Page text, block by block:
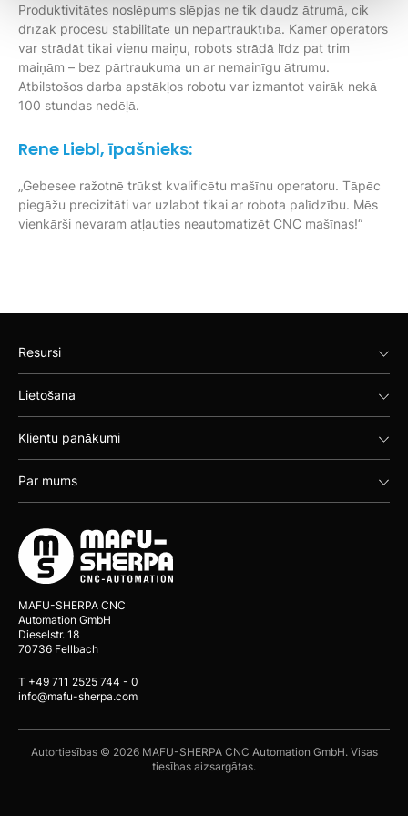
Produktivitātes noslēpums slēpjas ne tik daudz ātrumā, cik
drīzāk procesu stabilitātē un nepārtrauktībā. Kamēr operators
var strādāt tikai vienu maiņu, robots strādā līdz pat trim
maiņām – bez pārtraukuma un ar nemainīgu ātrumu.
Atbilstošos darba apstākļos robotu var izmantot vairāk nekā
100 stundas nedēļā.
Rene Liebl, īpašnieks:
„Gebesee ražotnē trūkst kvalificētu mašīnu operatoru. Tāpēc
piegāžu precizitāti var uzlabot tikai ar robota palīdzību. Mēs
vienkārši nevaram atļauties neautomatizēt CNC mašīnas!“
Resursi
Lietošana
Klientu panākumi
Par mums
MAFU-SHERPA CNC
Automation GmbH
Dieselstr. 18
70736 Fellbach
T +49 711 2525 744 - 0
info@mafu-sherpa.com
Autortiesības © 2026 MAFU-SHERPA CNC Automation GmbH. Visas
tiesības aizsargātas.